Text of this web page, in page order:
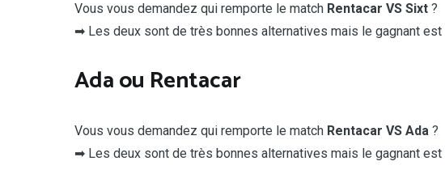
Vous vous demandez qui remporte le match Rentacar VS Sixt ?
➡ Les deux sont de très bonnes alternatives mais le gagnant est
Ada ou Rentacar
Vous vous demandez qui remporte le match Rentacar VS Ada ?
➡ Les deux sont de très bonnes alternatives mais le gagnant est